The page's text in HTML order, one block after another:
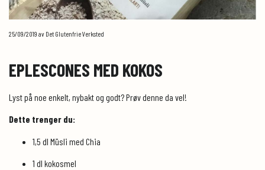
25/09/2019 av Det Glutenfrie Verksted
EPLESCONES MED KOKOS
Lyst på noe enkelt, nybakt og godt? Prøv denne da vel!
Dette trenger du:
1,5 dl Müsli med Chia
1 dl kokosmel